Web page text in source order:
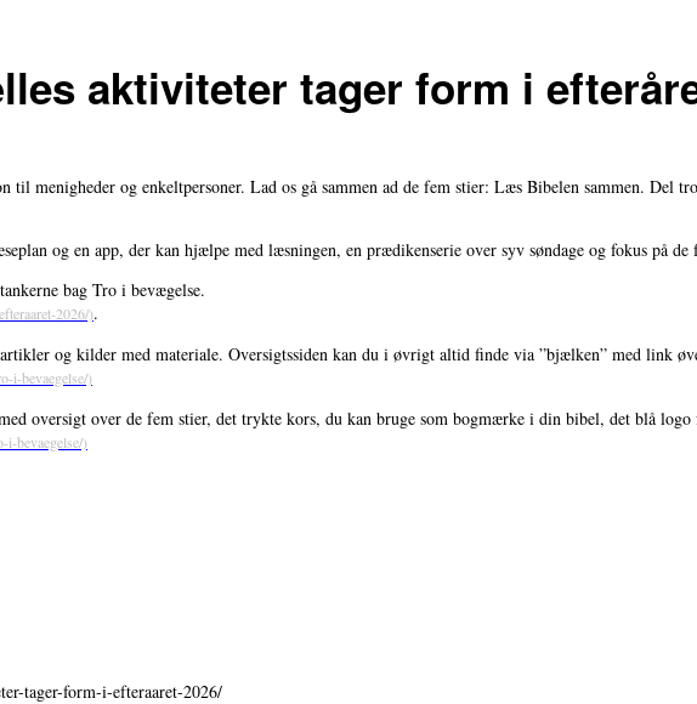
aktiviteter tager form i
menigheder og enkeltpersoner. Lad os gå sammen ad de fem stier: Læs Bibelen sammen.
og en app, der kan hjælpe med læsningen, en prædikenserie over syv søndage og fokus på
bag Tro i bevægelse.
.
og kilder med materiale. Oversigtssiden kan du i øvrigt altid finde via ”bjælken” med link
oversigt over de fem stier, det trykte kors, du kan bruge som bogmærke i din bibel, det blå
tager-form-i-efteraaret-2026/